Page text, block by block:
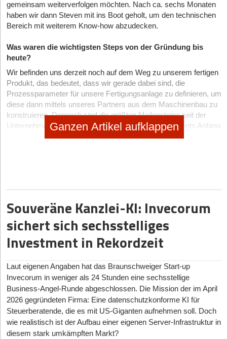
gemeinsam weiterverfolgen möchten. Nach ca. sechs Monaten
haben wir dann Steven mit ins Boot geholt, um den technischen
Bereich mit weiterem Know-how abzudecken.
Was waren die wichtigsten Steps von der Gründung bis
heute?
Wir befinden uns derzeit noch auf dem Weg zu unserem fertigen
Produkt, das bedeutet, dass wir gerade dabei sind, die
Prozessparameter für unsere Fertigungsanlage zu definieren, um
diese dann mittels unseres Partners aus dem Maschinenbau zu
konstruieren. Dennoch sind die größten Meilensteine seit der
Unternehmensgründung die Einreichung unseres Patents Anfang
verzichtet außerdem gänzlich auf den Einsatz von Kunststoffen
oder Klebstoffen. Dies verleiht unseren Produkten eine exzellente
Recyclingfähigkeit, denn wir möchten mit unserem Produkt für
wirklich nachhaltige Produkte stehen. Dies sollen auch die
Endverbraucher*innen spüren. Bisher ist der Verpackungsmarkt
hergestellt hat und genau das wollen wir ändern. Wir wollen eine
Marke schaffen, die auch für die Endverbraucher*innen sichtbar
ist und für nachhaltige Packmittel steht. Und das Ganze kostet
noch nicht einmal mehr, denn wir sind kostenneutral zur
konventionellen Luftpolsterfolie.
Wer sind die Kund*innen?
Ganzen Artikel aufklappen
Souveräne Kanzlei-KI: Invecorum
sichert sich sechsstelliges
Investment in Rekordzeit
Laut eigenen Angaben hat das Braunschweiger Start-up
Invecorum in weniger als 24 Stunden eine sechsstellige
Business-Angel-Runde abgeschlossen. Die Mission der im April
2026 gegründeten Firma: Eine datenschutzkonforme KI für
Steuerberatende, die es mit US-Giganten aufnehmen soll. Doch
wie realistisch ist der Aufbau einer eigenen Server-Infrastruktur in
diesem stark umkämpften Markt?